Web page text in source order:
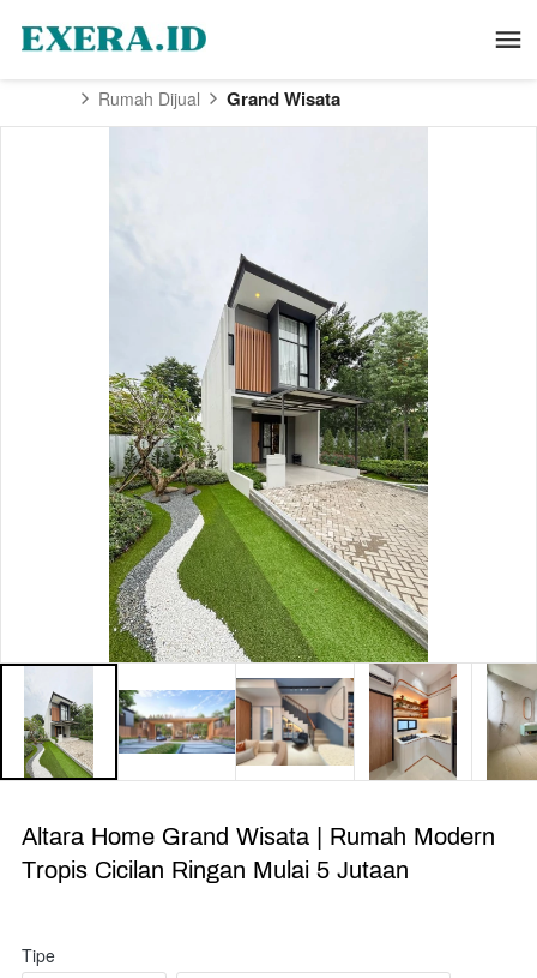
Rumah Dijual Grand Wisata
Altara Home Grand Wisata | Rumah Modern
Tropis Cicilan Ringan Mulai 5 Jutaan
Tipe